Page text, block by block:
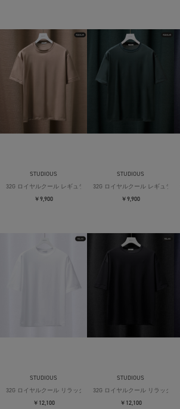
STUDIOUS
32G ロイヤルクール レギュラーTシャツ
￥9,900
STUDIOUS
32G ロイヤルクール レギュラー
￥9,900
STUDIOUS
32G ロイヤルクール リラックスTシャツ
￥12,100
STUDIOUS
32G ロイヤルクール リラックス
￥12,100